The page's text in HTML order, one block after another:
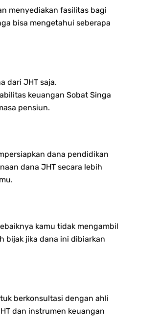
menyediakan fasilitas bagi
bisa mengetahui seberapa
dari JHT saja.
keuangan Sobat Singa
pensiun.
dana pendidikan
dana JHT secara lebih
kamu tidak mengambil
bijak jika dana ini dibiarkan
berkonsultasi dengan ahli
dan instrumen keuangan